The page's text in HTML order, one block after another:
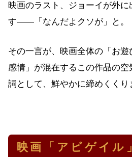
映画のラスト、ジョーイが外に
す——「なんだよクソが」と。
その一言が、映画全体の「お
感情」が混在するこの作品の空
詞として、鮮やかに締めくくり
映画「アビゲイル